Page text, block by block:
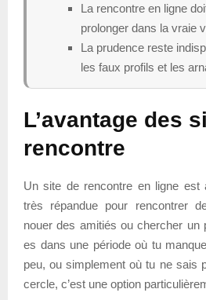
La rencontre en ligne
prolonger dans la vraie
La prudence reste
les faux profils et les
L’avantage des
rencontre
Un site de rencontre en ligne est
très répandue pour rencontrer
nouer des amitiés ou chercher un
es dans une période où tu
peu, ou simplement où tu ne sais
cercle, c’est une option